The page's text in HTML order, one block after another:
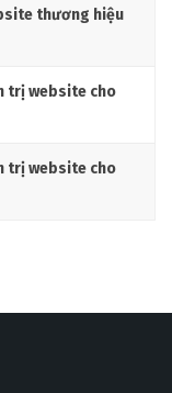
thương hiệu
trị website cho
trị website cho